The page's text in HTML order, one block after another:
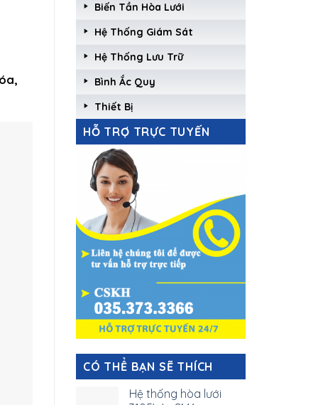
Biến Tần Hòa Lưới
Hệ Thống Giám Sát
Hệ Thống Lưu Trữ
Bình Ắc Quy
Thiết Bị
HỖ TRỢ TRỰC TUYẾN
CÓ THỂ BẠN SẼ THÍCH
Hệ thống hòa lưới